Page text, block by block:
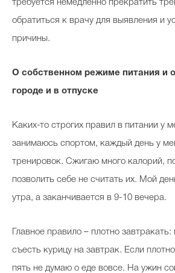
требуется немедленно прекратить
обратиться к врачу для выявления и
причины.
О собственном режиме питания и
городе и в отпуске
Каких-то строгих правил в питании у
занимаюсь спортом, каждый день у
тренировок. Сжигаю много калорий,
позволить себе не считать их. Мой
утра, а заканчивается в 9-10 вечера.
Главное правило – плотно
съесть курицу на завтрак. Если
пять не думаю о еде вовсе. На ужин